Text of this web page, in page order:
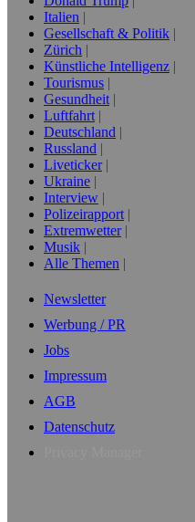
Italien
Gesellschaft & Politik
Zürich
Künstliche Intelligenz
Tourismus
Gesundheit
Luftfahrt
Deutschland
Russland
Liveticker
Ukraine
Interview
Polizeirapport
Extremwetter
Musik
Alle Themen
Newsletter
Werbung / PR
Jobs
Impressum
AGB
Datenschutz